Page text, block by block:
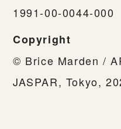
1991-00-0044-000
Copyright
© Brice Marden /
JASPAR, Tokyo,